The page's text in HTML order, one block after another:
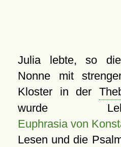
Julia lebte, so
Nonne mit
Kloster in der
wurde
Euphrasia von
Lesen und die